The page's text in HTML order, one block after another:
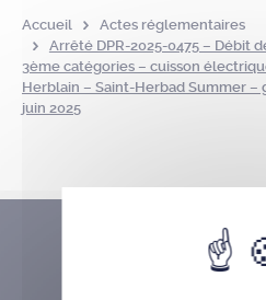
Accueil
Actes réglementaires
Arrêté DPR-2025-0475 – Débit
3ème catégories – cuisson
Herblain – Saint-Herbad Summer –
juin 2025